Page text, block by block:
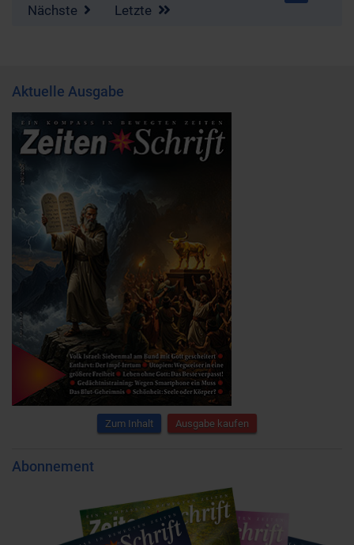
Nächste
Letzte
Aktuelle Ausgabe
Zum Inhalt Ausgabe kaufen
Abonnement